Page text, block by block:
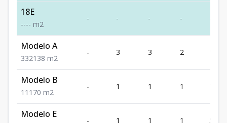
18E
---- m2
- - - - -
Modelo A
332138 m2
- 3 3 2 138
Modelo B
1 1 1 70 m2
- 1 1 1 70
Modelo E
- 1 1 1 51